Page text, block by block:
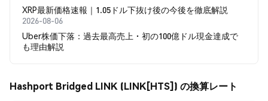
XRP最新価格速報｜1.05ドル下抜け後の今後を徹底解説
2026-08-06
Uber株価下落：過去最高売上・初の100億ドル現金達成で
も理由解説
Hashport Bridged LINK (LINK[HTS]) の換算レート